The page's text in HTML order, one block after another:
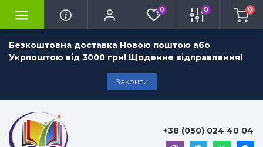
Безкоштовна доставка Новою поштою або
Укрпоштою від 3000 грн! Щоденне відправлення!
Закрити
0 0 0
+38 (050) 024 40 04